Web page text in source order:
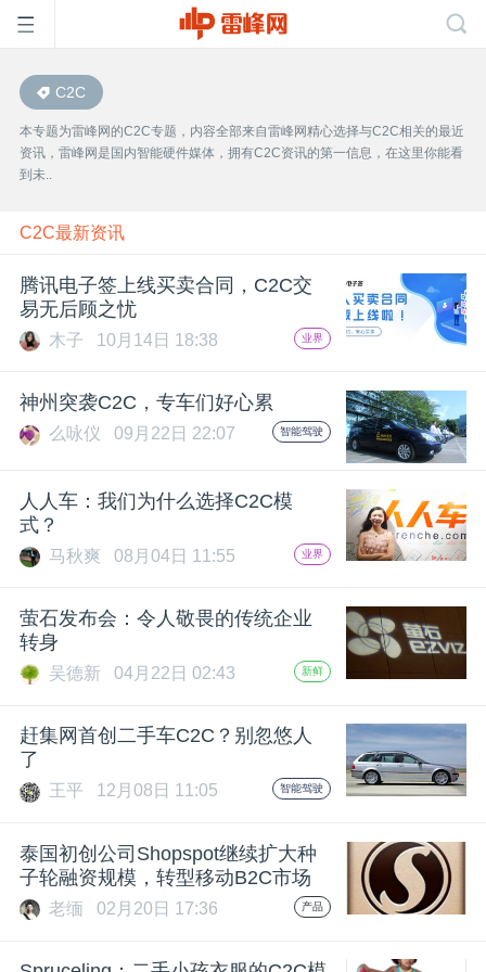
首
页
雷
峰
公
课
活
动
中
GAIR
C2C
本专题为雷峰网的C2C专题，内容全部来自雷峰网精心选择与C2C相关的最近
资讯，雷峰网是国内智能硬件媒体，拥有C2C资讯的第一信息，在这里你能看
到未..
C2C最新资讯
腾讯电子签上线买卖合同，C2C交
易无后顾之忧
木子 10月14日 18:38 业界
神州突袭C2C，专车们好心累
么咏仪 09月22日 22:07 智能驾驶
人人车：我们为什么选择C2C模
式？
马秋爽 08月04日 11:55 业界
萤石发布会：令人敬畏的传统企业
转身
吴德新 04月22日 02:43 新鲜
赶集网首创二手车C2C？别忽悠人
了
王平 12月08日 11:05 智能驾驶
泰国初创公司Shopspot继续扩大种
子轮融资规模，转型移动B2C市场
老缅 02月20日 17:36 产品